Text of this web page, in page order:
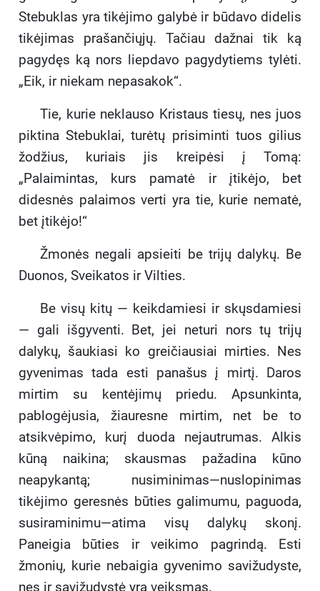
Stebuklas yra tikėjimo galybė ir būdavo didelis
tikėjimas prašančiųjų. Tačiau dažnai tik ką
pagydęs ką nors liepdavo pagydytiems tylėti.
„Eik, ir niekam nepasakok“.
Tie, kurie neklauso Kristaus tiesų, nes juos
piktina Stebuklai, turėtų prisiminti tuos gilius
žodžius, kuriais jis kreipėsi į Tomą:
„Palaimintas, kurs pamatė ir įtikėjo, bet
didesnės palaimos verti yra tie, kurie nematė,
bet įtikėjo!“
Žmonės negali apsieiti be trijų dalykų. Be
Duonos, Sveikatos ir Vilties.
Be visų kitų — keikdamiesi ir skųsdamiesi
— gali išgyventi. Bet, jei neturi nors tų trijų
dalykų, šaukiasi ko greičiausiai mirties. Nes
gyvenimas tada esti panašus į mirtį. Daros
mirtim su kentėjimų priedu. Apsunkinta,
pablogėjusia, žiauresne mirtim, net be to
atsikvėpimo, kurį duoda nejautrumas. Alkis
kūną naikina; skausmas pažadina kūno
neapykantą; nusiminimas—nuslopinimas
tikėjimo geresnės būties galimumu, paguoda,
susiraminimu—atima visų dalykų skonį.
Paneigia būties ir veikimo pagrindą. Esti
žmonių, kurie nebaigia gyvenimo savižudyste,
nes ir savižudystė yra veiksmas.